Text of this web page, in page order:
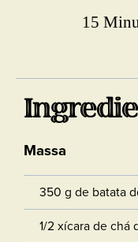
15
Massa
350 g de batata
1/2 xícara de chá